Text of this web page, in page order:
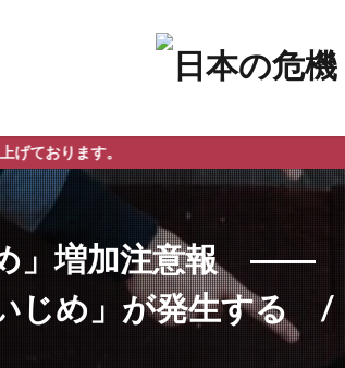
め」増加注意報 ――
じめ」が発生する